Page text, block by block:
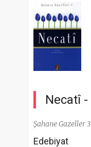
Necatî -
Şahane Gazeller 3
Edebiyat